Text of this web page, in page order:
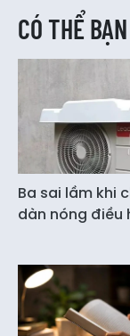
CÓ THỂ
Ba sai lầm khi
dàn nóng điều